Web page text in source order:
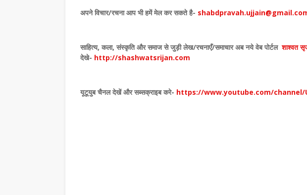
अपने विचार/रचना आप भी हमें मेल कर सकते है-
साहित्य, कला, संस्कृति और समाज से जुड़ी लेख/रचनाएँ/समाचार अब नये वेब पोर्टल शाश्वत
देखे- http://shashwatsrijan.com
यूटूयुब चैनल देखें और सब्सक्राइब करे- https://www.youtube.com/channel/